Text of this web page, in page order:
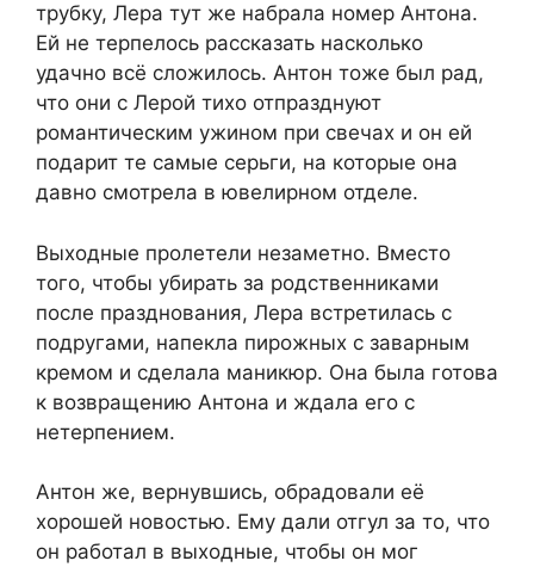
трубку, Лера тут же набрала номер Антона.
Ей не терпелось рассказать насколько
удачно всё сложилось. Антон тоже был рад,
что они с Лерой тихо отпразднуют
романтическим ужином при свечах и он ей
подарит те самые серьги, на которые она
давно смотрела в ювелирном отделе.
Выходные пролетели незаметно. Вместо
того, чтобы убирать за родственниками
после празднования, Лера встретилась с
подругами, напекла пирожных с заварным
кремом и сделала маникюр. Она была готова
к возвращению Антона и ждала его с
нетерпением.
Антон же, вернувшись, обрадовали её
хорошей новостью. Ему дали отгул за то, что
он работал в выходные, чтобы он мог